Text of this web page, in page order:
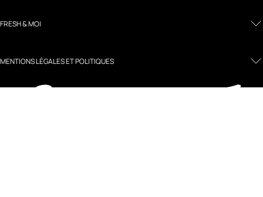
FRESH & MOI
MENTIONS LÉGALES ET POLITIQUES